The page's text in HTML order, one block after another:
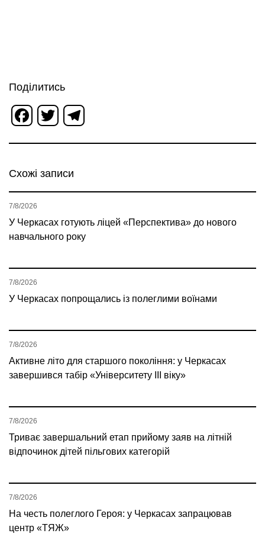
Поділитись
Facebook
Twitter
Схожі записи
У Черкасах готують ліцей «Перспектива» до нового
навчального року
7/8/2026
У Черкасах попрощались із полеглими воїнами
7/8/2026
Активне літо для старшого покоління: у Черкасах
завершився табір «Університету ІІІ віку»
7/8/2026
Триває завершальний етап прийому заяв на літній
відпочинок дітей пільгових категорій
7/8/2026
На честь полеглого Героя: у Черкасах запрацював
центр «ТЯЖ»
7/8/2026